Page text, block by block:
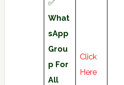
✅
What
sApp
Grou
p For
All
Click
Here